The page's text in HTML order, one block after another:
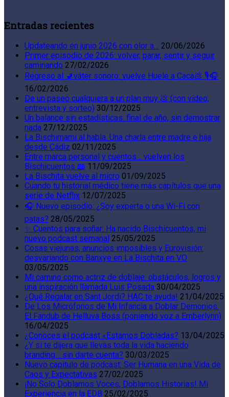
Entradas recientes
Updateando en junio 2026 con olor a… 20/06/2026
Primer episodio de 2026: volver, parar, sentir y seguir
caminando 27/02/2026
Regreso al 🚽váter sonoro: vuelve Huele a Caca💩 🎙️🎧
16/02/2026
De un paseo cualquiera a un plan muy 💩 (con vídeo,
entrevista y sorteo) 30/12/2025
Un balance sin estadísticas: final de año, sin demostrar
nada 27/12/2025
La Bischimami al habla. Una charla entre madre e hija
desde Cádiz 02/11/2025
Entre marca personal y cuentos… vuelven los
Bischicuentos 📖 11/09/2025
La Bischita vuelve al micro 01/09/2025
Cuando tu historial médico tiene más capítulos que una
serie de Netflix 12/07/2025
🎧 Nuevo episodio: ¿Soy experta o una Wi-Fi con
patas? 28/05/2025
✨ Cuentos para soñar: Ha nacido Bischicuentos, mi
nuevo podcast semanal 25/05/2025
Cosas viejunas, anuncios imposibles y Eurovisión:
desvariando con Banxye en La Bischita en VO
03/05/2025
Mi camino como actriz de doblaje: obstáculos, logros y
una inspiración llamada Luis Posada 30/04/2025
¿Qué Regalar en Sant Jordi? HAC te ayuda! 21/04/2025
De Los Micrófonos de Mi Infancia a Doblar Demonios:
El Fandub de Helluva Boss (poniendo voz a Emberlynn)
16/04/2025
¿Conoces el podcast «Estamos Dobladas? 13/04/2025
¿Y si te dijera que llevas toda la vida haciendo
branding… sin darte cuenta? 30/03/2025
Nuevo capitulo de podcast: Ser Humana en una Vida de
Caos y Expectativas 27/02/2025
¡No Solo Doblamos Voces, Doblamos Historias! Mi
Experiencia en la EDB 25/02/2025